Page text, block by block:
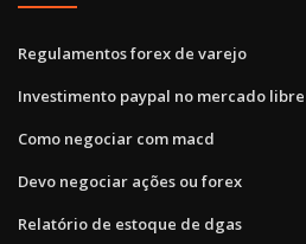
Regulamentos forex de varejo
Investimento paypal no mercado libre
Como negociar com macd
Devo negociar ações ou forex
Relatório de estoque de dgas